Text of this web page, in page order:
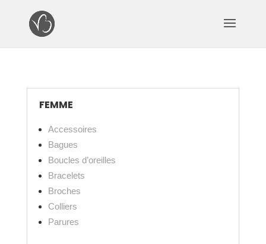
FEMME
Accessoires
Bagues
Boucles d’oreilles
Bracelets
Broches
Colliers
Parures